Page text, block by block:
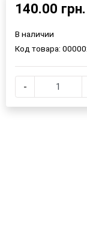
140.00 грн.
В наличии
Код товара:
-